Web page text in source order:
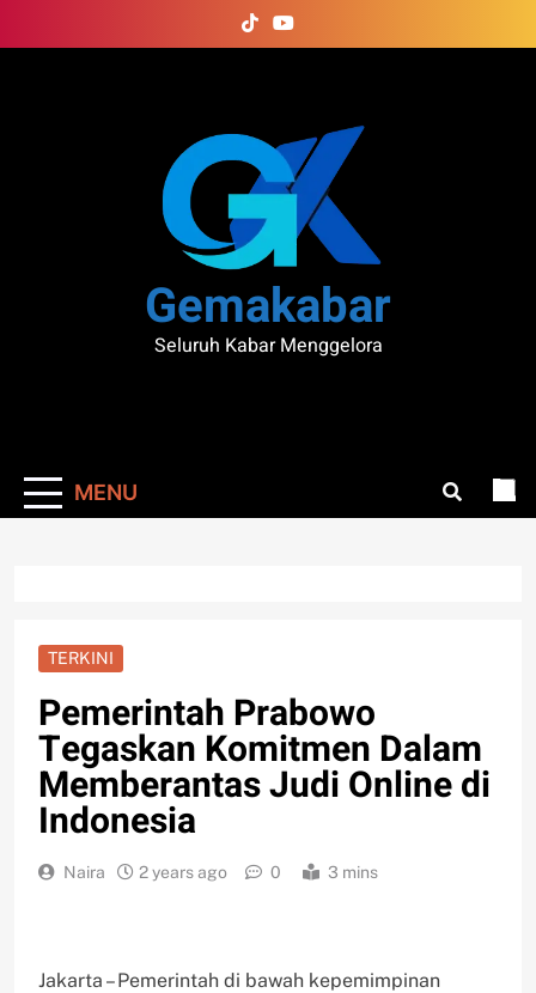
to
Gemakabar
Seluruh Kabar Menggelora
MENU
TERKINI
Pemerintah Prabowo
Tegaskan Komitmen Dalam
Memberantas Judi Online di
Indonesia
Naira 2 years ago 0 3 mins
Jakarta – Pemerintah di bawah kepemimpinan